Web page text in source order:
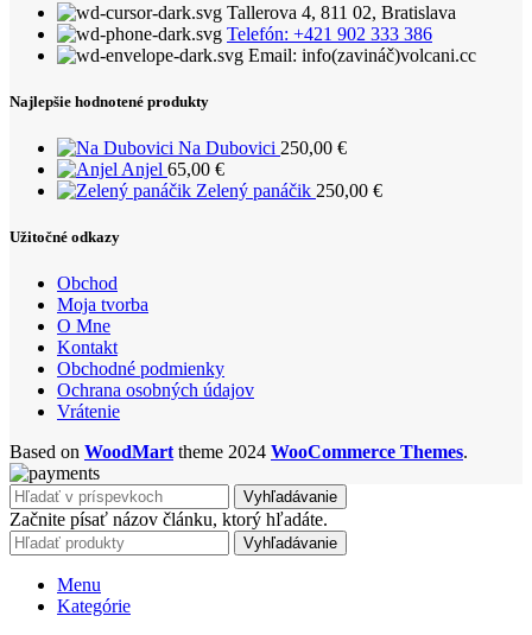
Tallerova 4, 811 02, Bratislava
Telefón: +421 902 333 386
Email: info(zavináč)volcani.cc
Najlepšie hodnotené produkty
Na Dubovici 250,00 €
Anjel 65,00 €
Zelený panáčik 250,00 €
Užitočné odkazy
Obchod
Moja tvorba
O Mne
Kontakt
Obchodné podmienky
Ochrana osobných údajov
Vrátenie
Based on WoodMart theme 2024 WooCommerce Themes.
Vyhľadávanie
Začnite písať názov článku, ktorý hľadáte.
Vyhľadávanie
Menu
Kategórie